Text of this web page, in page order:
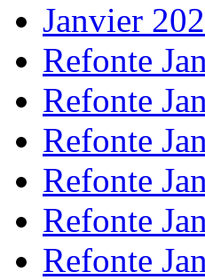
Janvier
Refonte
Refonte
Refonte
Refonte
Refonte
Refonte